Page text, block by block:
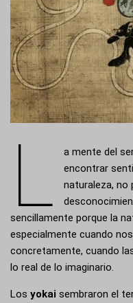
L
a mente del
encontrar
naturaleza, no
sencillamente porque la
especialmente cuando
concretamente, cuando
lo real de lo imaginario.
Los yokai sembraron el